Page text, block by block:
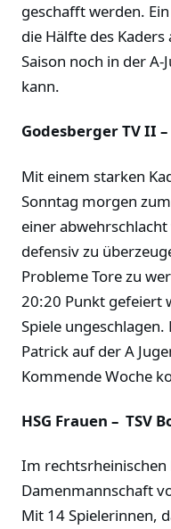
geschafft werden.
die Hälfte des
Saison noch in der A-
kann.
Godesberger TV II
Mit einem starken
Sonntag morgen
einer
defensiv zu
Probleme Tore zu
20:20 Punkt gefeiert
Spiele
Patrick auf der A
Kommende Woche
HSG Frauen – TSV
Im
Damenmannschaft
Mit 14 Spielerinnen,